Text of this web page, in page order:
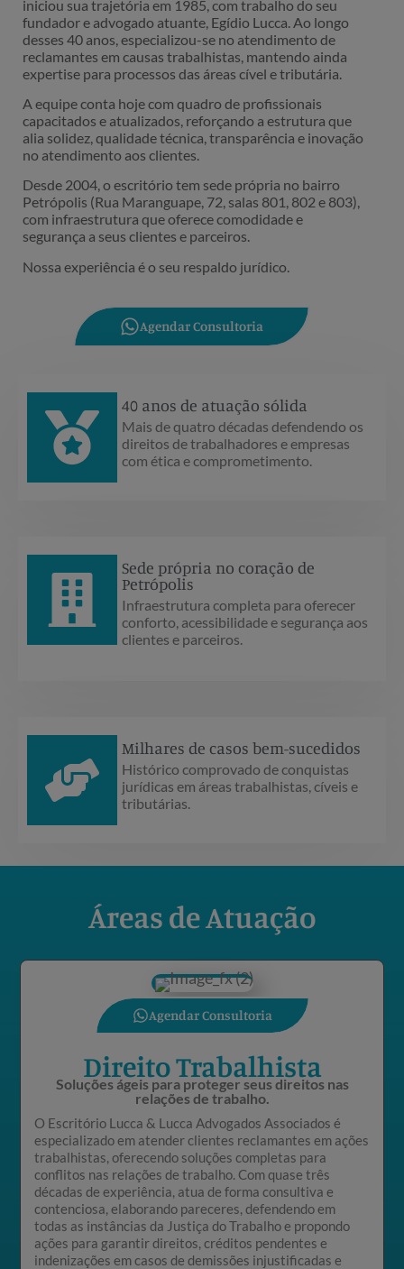
iniciou sua trajetória em 1985, com trabalho do seu
fundador e advogado atuante, Egídio Lucca. Ao longo
desses 40 anos, especializou-se no atendimento de
reclamantes em causas trabalhistas, mantendo ainda
expertise para processos das áreas cível e tributária.
A equipe conta hoje com quadro de profissionais
capacitados e atualizados, reforçando a estrutura que
alia solidez, qualidade técnica, transparência e inovação
no atendimento aos clientes.
Desde 2004, o escritório tem sede própria no bairro
Petrópolis (Rua Maranguape, 72, salas 801, 802 e 803),
com infraestrutura que oferece comodidade e
segurança a seus clientes e parceiros.
Nossa experiência é o seu respaldo jurídico.
Agendar Consultoria
40 anos de atuação sólida
Mais de quatro décadas defendendo os
direitos de trabalhadores e empresas
com ética e comprometimento.
Sede própria no coração de
Petrópolis
Infraestrutura completa para oferecer
conforto, acessibilidade e segurança aos
clientes e parceiros.
Milhares de casos bem-sucedidos
Histórico comprovado de conquistas
jurídicas em áreas trabalhistas, cíveis e
tributárias.
Áreas de Atuação
Agendar Consultoria
Direito Trabalhista
Soluções ágeis para proteger seus direitos nas
relações de trabalho.
O Escritório Lucca & Lucca Advogados Associados é
especializado em atender clientes reclamantes em ações
trabalhistas, oferecendo soluções completas para
conflitos nas relações de trabalho. Com quase três
décadas de experiência, atua de forma consultiva e
contenciosa, elaborando pareceres, defendendo em
todas as instâncias da Justiça do Trabalho e propondo
ações para garantir direitos, créditos pendentes e
indenizações em casos de demissões injustificadas e